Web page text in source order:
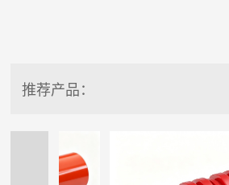
推荐产品：